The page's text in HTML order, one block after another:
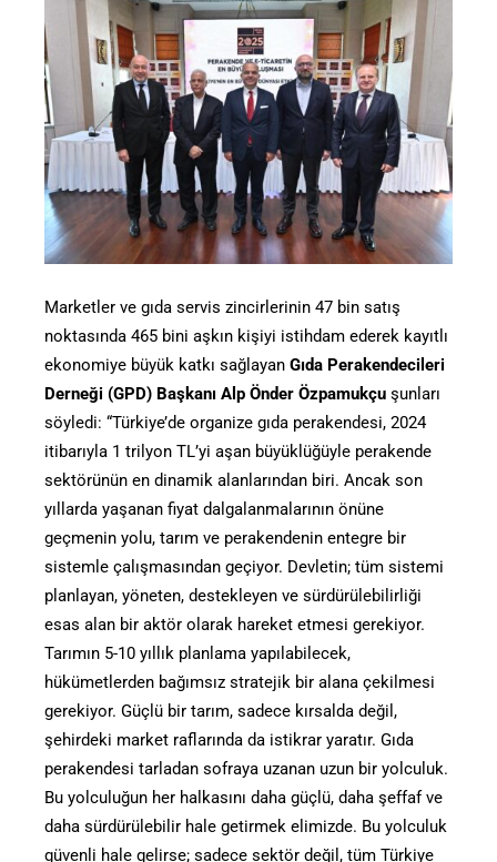
Marketler ve gıda servis zincirlerinin 47 bin satış
noktasında 465 bini aşkın kişiyi istihdam ederek kayıtlı
ekonomiye büyük katkı sağlayan Gıda Perakendecileri
Derneği (GPD) Başkanı Alp Önder Özpamukçu şunları
söyledi: “Türkiye’de organize gıda perakendesi, 2024
itibarıyla 1 trilyon TL’yi aşan büyüklüğüyle perakende
sektörünün en dinamik alanlarından biri. Ancak son
yıllarda yaşanan fiyat dalgalanmalarının önüne
geçmenin yolu, tarım ve perakendenin entegre bir
sistemle çalışmasından geçiyor. Devletin; tüm sistemi
planlayan, yöneten, destekleyen ve sürdürülebilirliği
esas alan bir aktör olarak hareket etmesi gerekiyor.
Tarımın 5-10 yıllık planlama yapılabilecek,
hükümetlerden bağımsız stratejik bir alana çekilmesi
gerekiyor. Güçlü bir tarım, sadece kırsalda değil,
şehirdeki market raflarında da istikrar yaratır. Gıda
perakendesi tarladan sofraya uzanan uzun bir yolculuk.
Bu yolculuğun her halkasını daha güçlü, daha şeffaf ve
daha sürdürülebilir hale getirmek elimizde. Bu yolculuk
güvenli hale gelirse; sadece sektör değil, tüm Türkiye